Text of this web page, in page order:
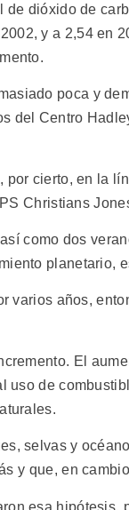
dióxido de
y a 2,54 en
poca y
del Centro
por cierto, en la
Christians
como dos
planetario,
varios años,
El
de
selvas y
que, en
esa hipótesis,